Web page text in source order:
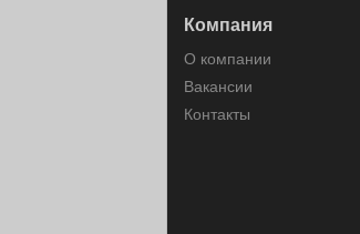
Компания
О компании
Вакансии
Контакты